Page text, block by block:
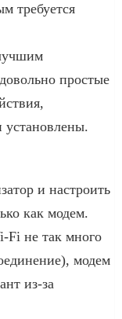
требуется
простые
установлены.
и настроить
как модем.
Fi не так много
модем
из-за